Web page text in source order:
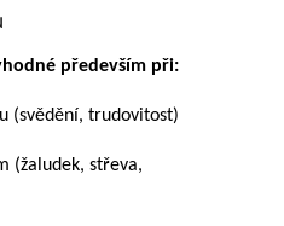
především při:
(svědění, trudovitost)
(žaludek, střeva,